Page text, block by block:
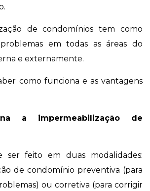
de condomínios tem como
em todas as áreas do
e externamente.
como funciona e as vantagens
a impermeabilização de
ser feito em duas modalidades:
de condomínio preventiva (para
ou corretiva (para corrigir